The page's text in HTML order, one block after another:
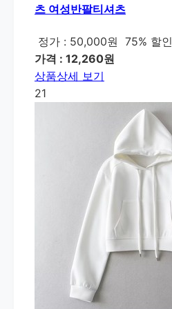
츠 여성반팔티셔츠
정가 : 50,000원 75% 할인
가격 : 12,260원
상품상세 보기
21